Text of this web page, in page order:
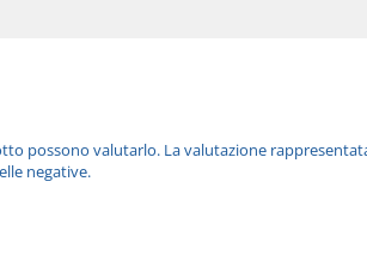
possono valutarlo. La valutazione
negative.